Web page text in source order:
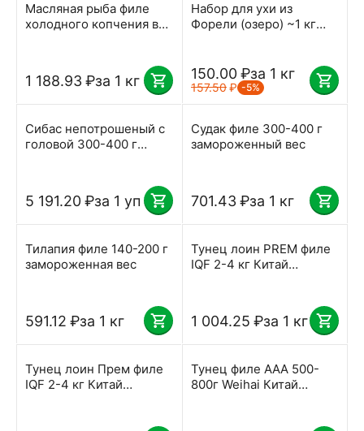
Масляная рыба филе
холодного копчения вес
1 188.93 ₽за 1 кг
Набор для ухи из
Форели (озеро) ~1 кг
150.00 ₽за 1 кг
157.50₽ -5%
Сибас непотрошеный с
головой 300-400 г
5 191.20 ₽за 1 уп
Судак филе 300-400 г
замороженный вес
701.43 ₽за 1 кг
Тилапия филе 140-200 г
замороженная вес
591.12 ₽за 1 кг
Тунец лоин PREM филе
IQF 2-4 кг Китай
1 004.25 ₽за 1 кг
Тунец лоин Прем филе
IQF 2-4 кг Китай
Тунец филе AAA 500-
800г Weihai Китай